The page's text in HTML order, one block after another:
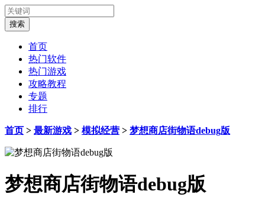
首页
热门软件
热门游戏
攻略教程
专题
排行
首页 > 最新游戏 > 模拟经营 > 梦想商店街物语debug版
梦想商店街物语debug版